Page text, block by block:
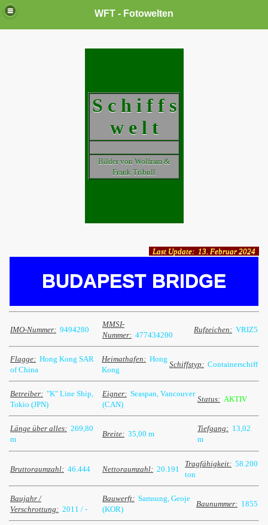
WFT - Fotowelten
S c h i f f s
w e l t
Bilder von Wolfram &
Frank Tribull
Last Update: 13. Februar 2024
BUDAPEST BRIDGE
IMO-Nummer: 9494280
MMSI-
Nummer: 477434200
Rufzeichen: VRIZ5
Flagge: Hong Kong SAR
of China
Heimathafen: Hong
Kong
Schiffstyp: Containerschiff
Betreiber: "K" Line Ship,
Tokio (JPN)
Eigner: Seaspan, Vancouver
(CAN)
Status: AKTIV
Länge über alles: 269,80
m
Breite: 35,00 m
Tiefgang: 13,02
m
Bruttoraumzahl: 46.444 Nettoraumzahl: 20.191
Tragfähigkeit: 58.200
ton
Baujahr /
Verschrottung: 2011 / -
Bauwerft: Samsung, Geoje
(KOR)
Baunummer: 1855